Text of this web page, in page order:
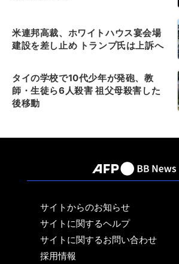
米連邦高裁、ホワイトハウス宴会場
建設を差し止め トランプ氏は上訴へ
タイの学校で10代少年が発砲、教
師・生徒ら6人殺害 祖父母殺害した
後移動
サイトからのお知らせ
サイトに関するヘルプ
サイトに関するお問い合わせ
採用情報